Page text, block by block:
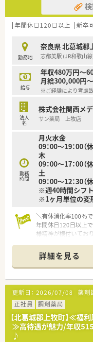
年間休日120日以上 新卒
勤務地
奈良県 北葛城郡
志都美駅 (JR和歌山
給与
年収480万円～
月給300,000円
※ご経験により考慮
法人
名
株式会社関西メ
サン薬局 上牧店
勤務
時間
月火水金
09：00～19：00（
木
09：00～17：00（
土
09：00～12：30（
※週40時間シフ
※1ヶ月単位の変
＼有休消化率100％
年間休日120日以上
様精神が根付いてお
【店舗情報と応需状況
■最寄り駅であるJR
し、マイカー通勤が
■隣接するクリニッ
日あたり平均160枚ほ
■常勤の薬剤師が4名
い体制のため未経験
【求人情報について】
詳細を見る
更新日： 2026/07/08 薬剤
正社員
調剤薬局
【北葛城郡上牧町】≪福
≫高待遇が魅力/年収515
♪